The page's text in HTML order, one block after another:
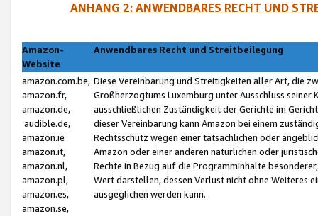
ANHANG 2: ANWENDBARES RECHT UND
Amazon-
Website
Anwendbares Recht und Streitbeilegung
amazon.com.be,
amazon.fr,
amazon.de,
audible.de,
amazon.ie
amazon.it,
amazon.nl,
amazon.pl,
amazon.es,
amazon.se,
Diese Vereinbarung und Streitigkeiten aller Art, die
Großherzogtums Luxemburg unter Ausschluss
ausschließlichen Zuständigkeit der Gerichte im
dieser Vereinbarung kann Amazon bei einem
Rechtsschutz wegen einer tatsächlichen oder
Amazon oder einer anderen natürlichen oder
Rechte in Bezug auf die Programminhalte
Wert darstellen, dessen Verlust nicht ohne Weiteres
ausgeglichen werden kann.